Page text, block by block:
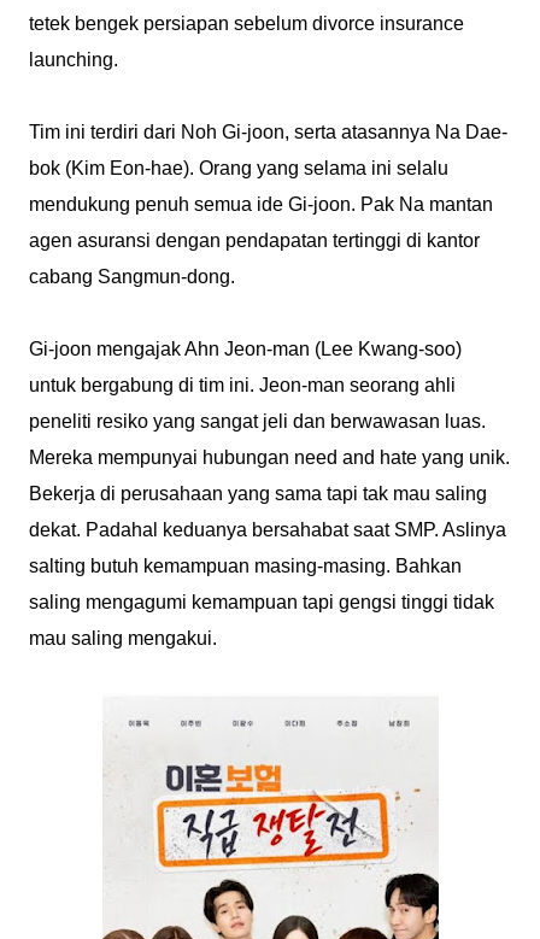
tetek bengek persiapan sebelum divorce insurance
launching.
Tim ini terdiri dari Noh Gi-joon, serta atasannya Na Dae-
bok (Kim Eon-hae). Orang yang selama ini selalu
mendukung penuh semua ide Gi-joon. Pak Na mantan
agen asuransi dengan pendapatan tertinggi di kantor
cabang Sangmun-dong.
Gi-joon mengajak Ahn Jeon-man (Lee Kwang-soo)
untuk bergabung di tim ini. Jeon-man seorang ahli
peneliti resiko yang sangat jeli dan berwawasan luas.
Mereka mempunyai hubungan need and hate yang unik.
Bekerja di perusahaan yang sama tapi tak mau saling
dekat. Padahal keduanya bersahabat saat SMP. Aslinya
salting butuh kemampuan masing-masing. Bahkan
saling mengagumi kemampuan tapi gengsi tinggi tidak
mau saling mengakui.